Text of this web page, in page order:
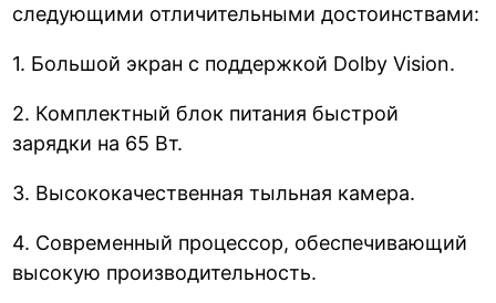
следующими отличительными достоинствами:
1. Большой экран с поддержкой Dolby Vision.
2. Комплектный блок питания быстрой
зарядки на 65 Вт.
3. Высококачественная тыльная камера.
4. Современный процессор, обеспечивающий
высокую производительность.